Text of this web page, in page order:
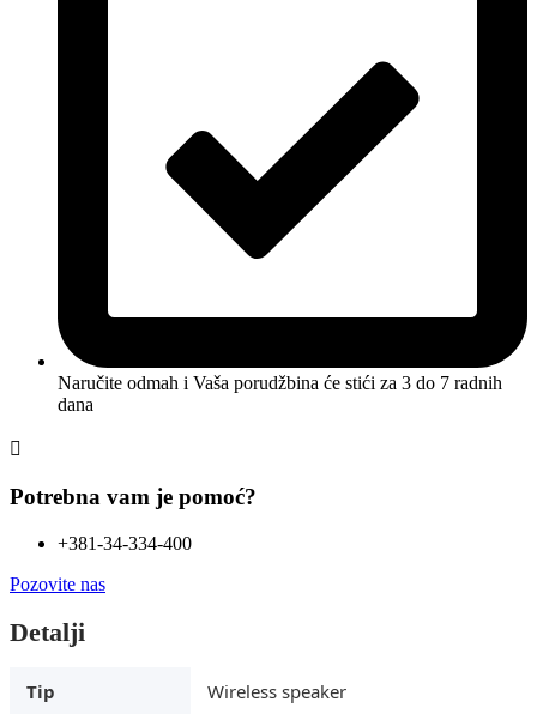
Naručite odmah i Vaša porudžbina će stići za 3 do 7 radnih
dana
Potrebna vam je pomoć?
+381-34-334-400
Pozovite nas
Detalji
Tip
Wireless speaker